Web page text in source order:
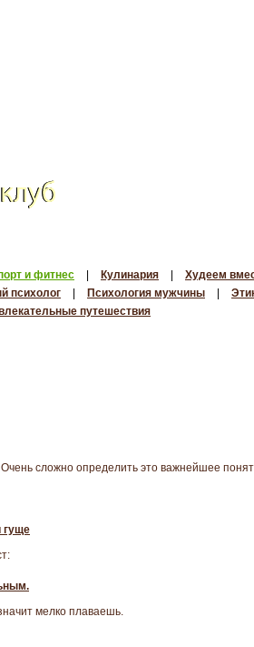
и фитнес Кулинария Худеем
психолог Психология мужчины
путешествия
сложно определить это важнейшее
гуще
мелко плаваешь.